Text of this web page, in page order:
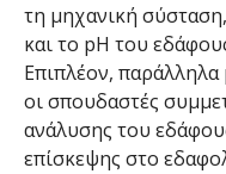
τη μηχανική
και το pH του
Επιπλέον, παράλληλα
οι σπουδαστές
ανάλυσης του
επίσκεψης στο